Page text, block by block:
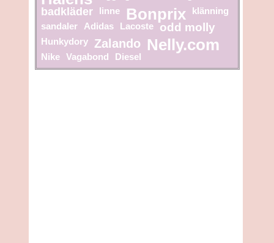
badkläder linne Bonprix
klänning
sandaler
Adidas Lacoste odd molly
Hunkydory Zalando Nelly.com
Nike Vagabond Diesel